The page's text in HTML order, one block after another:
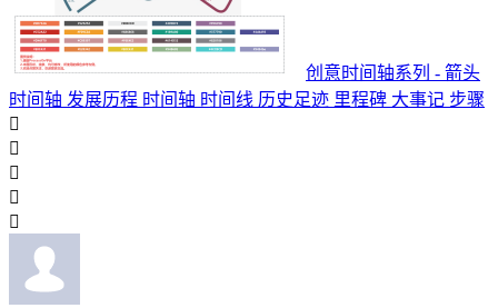
创意时间轴系列 - 箭头
时间轴 发展历程 时间轴 时间线 历史足迹 里程碑 大事记 步骤




